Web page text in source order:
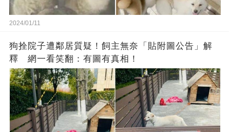
2024/01/11
狗拴院子遭鄰居質疑！飼主無奈「貼附圖公告」解
釋 網一看笑翻：有圖有真相！